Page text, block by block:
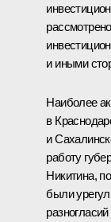
и иными
Наиболее
в
и
работу
Никитина,
были